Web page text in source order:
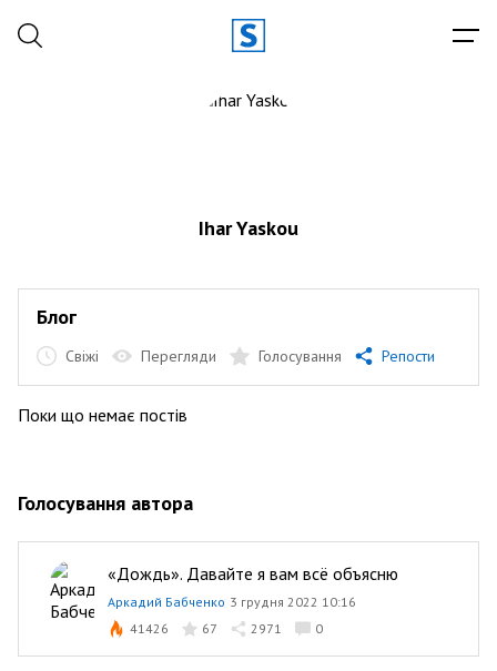
Ihar Yaskou
Блог
Свіжі Перегляди Голосування Репости
Поки що немає постів
Голосування автора
«Дождь». Давайте я вам всё объясню
Аркадий Бабченко 3 грудня 2022 10:16
41426
67 2971 0